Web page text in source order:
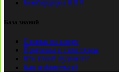
Бомбардиры КПЛ
База знаний
Ставки на спорт
Причины и симптомы
Кто такой лудоман?
Как избавиться?